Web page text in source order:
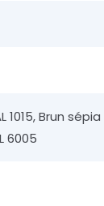
Brun
6005